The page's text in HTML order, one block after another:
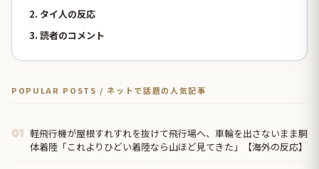
2. タイ人の反応
3. 読者のコメント
POPULAR POSTS / ネットで話題の人気記事
01 軽飛行機が屋根すれすれを抜けて飛行場へ、車輪を出さないまま胴
体着陸「これよりひどい着陸なら山ほど見てきた」【海外の反応】